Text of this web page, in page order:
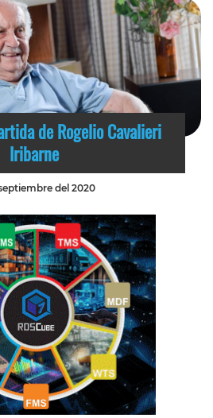
de Rogelio Cavalieri
Iribarne
del 2020